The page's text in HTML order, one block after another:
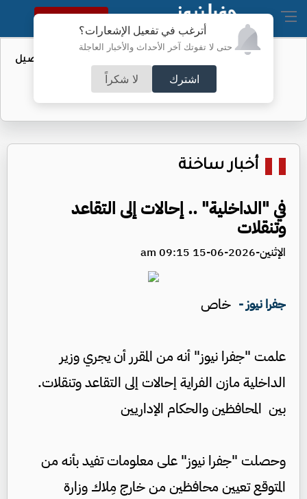
أترغب في تفعيل الإشعارات؟
حتى لا تفوتك آخر الأحداث والأخبار العاجلة
اشترك لا شكراً
النسخة الكاملة
عطاء حكومي لتعزيز مخزون النفط - تفاصيل
أخبار ساخنة
في "الداخلية" .. إحالات إلى التقاعد
وتنقلات
الإثنين-2026-06-15 09:15 am
جفرا نيوز - خاص
علمت "جفرا نيوز" أنه من المقرر أن يجري وزير
الداخلية مازن الفراية إحالات إلى التقاعد وتنقلات.
بين المحافظين والحكام الإداريين
وحصلت "جفرا نيوز" على معلومات تفيد بأنه من
المتوقع تعيين محافظين من خارج مِلاك وزارة